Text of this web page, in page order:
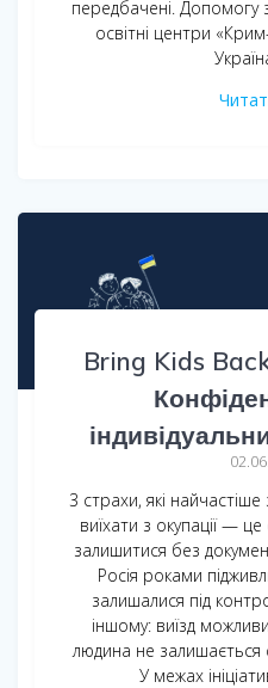
передбачені. Допомогу
освітні центри
Bring Kids
3 страхи, які
виїхати з окупації — це
залишитися без
Росія роками
залишалися під
іншому: виїзд
людина не залишається
У межах